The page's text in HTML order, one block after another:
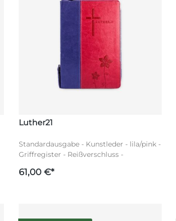
Luther21
Standardausgabe - Kunstleder - lila/pink -
Griffregister - Reißverschluss -
61,00 €*